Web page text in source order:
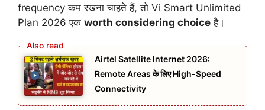
frequency कम रखना चाहते हैं, तो Vi Smart Unlimited
Plan 2026 एक worth considering choice है।
Airtel Satellite Internet 2026:
Remote Areas के लिए High-Speed
Connectivity